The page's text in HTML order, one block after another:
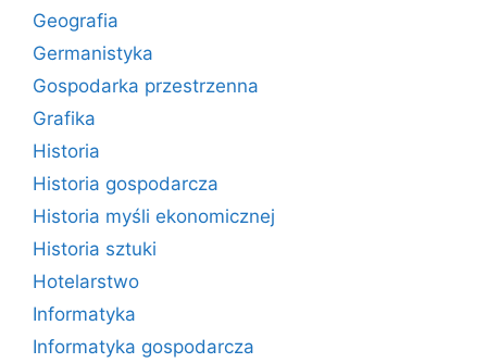
Geografia
Germanistyka
Gospodarka przestrzenna
Grafika
Historia
Historia gospodarcza
Historia myśli ekonomicznej
Historia sztuki
Hotelarstwo
Informatyka
Informatyka gospodarcza